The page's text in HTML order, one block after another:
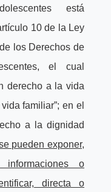
está
10 de la Ley
los Derechos de
el cual
derecho a la vida
familiar”; en el
a la dignidad
pueden exponer,
o
directa o